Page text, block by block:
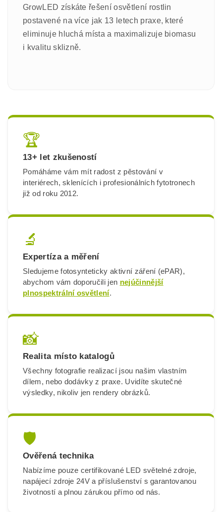
GrowLED získáte řešení osvětlení rostlin
postavené na více jak 13 letech praxe, které
eliminuje hluchá místa a maximalizuje biomasu
i kvalitu sklizně.
🏆
13+ let zkušeností
Pomáháme vám mít radost z pěstování v
interiérech, sklenících i profesionálních fytotronech
již od roku 2012.
🔬
Expertíza a měření
Sledujeme fotosynteticky aktivní záření (ePAR),
abychom vám doporučili jen nejúčinnější
plnospektrální osvětlení.
📸
Realita místo katalogů
Všechny fotografie realizací jsou našim vlastním
dílem, nebo dodávky z praxe. Uvidíte skutečné
výsledky, nikoliv jen rendery obrázků.
🛡️
Ověřená technika
Nabízíme pouze certifikované LED světelné zdroje,
napájecí zdroje 24V a příslušenství s garantovanou
životností a plnou zárukou přímo od nás.